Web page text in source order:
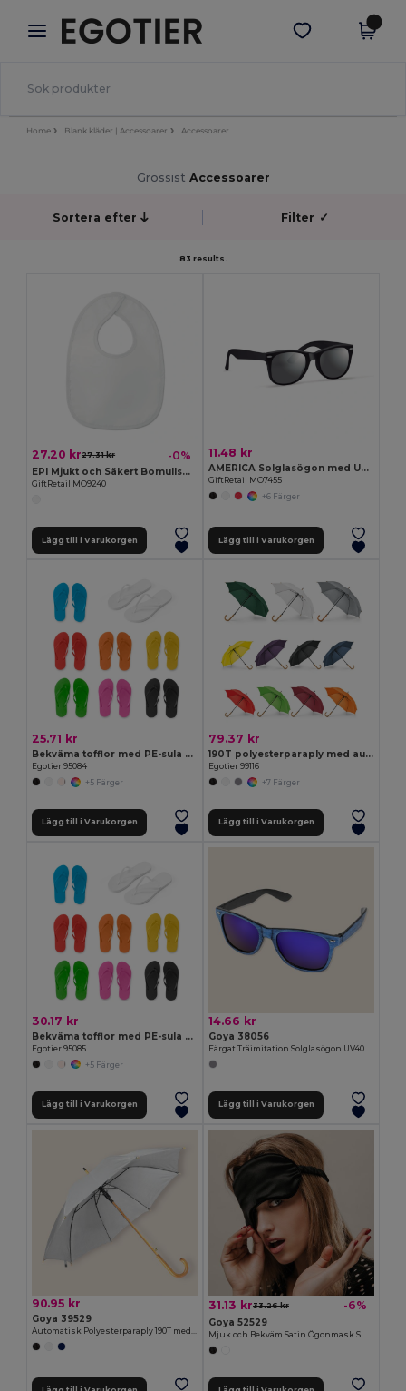
× Egotier-app
Bättre priser i appen!
Hämta app
Home Blank kläder | Accessoarer Accessoarer
Grossist Accessoarer
Sortera efter Filter ✓
83 results.
27.20 kr27.31 kr -0%
EPI Mjukt och Säkert BomullsHaklapp för Barn
GiftRetail MO9240
Lägg till i Varukorgen
11.48 kr
AMERICA Solglasögon med UV skydd
GiftRetail MO7455
+6 Färger
Lägg till i Varukorgen
25.71 kr
Bekväma tofflor med PE-sula och PVC-band
Egotier 95084
+5 Färger
Lägg till i Varukorgen
79.37 kr
190T polyesterparaply med automatisk öppning
Egotier 99116
+7 Färger
Lägg till i Varukorgen
30.17 kr
Bekväma tofflor med PE-sula och PVC-band
Egotier 95085
+5 Färger
Lägg till i Varukorgen
14.66 kr
Goya 38056
Lägg till i Varukorgen
90.95 kr
Goya 39529
31.13 kr33.26 kr -6%
Goya 52529